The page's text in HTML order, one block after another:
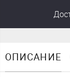
ОПИСАНИЕ